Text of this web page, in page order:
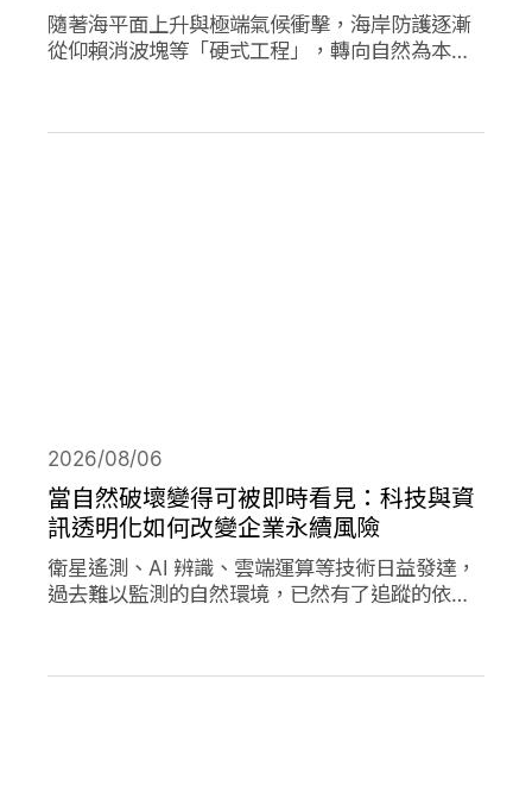
隨著海平面上升與極端氣候衝擊，海岸防護逐漸
從仰賴消波塊等「硬式工程」，轉向自然為本的
成為守護海岸的「天然防線」。
當自然破壞變得可被即時看見：科技與資
訊透明化如何改變企業永續風險
2026/08/06
衛星遙測、AI 辨識、雲端運算等技術日益發達，
過去難以監測的自然環境，已然有了追蹤的依